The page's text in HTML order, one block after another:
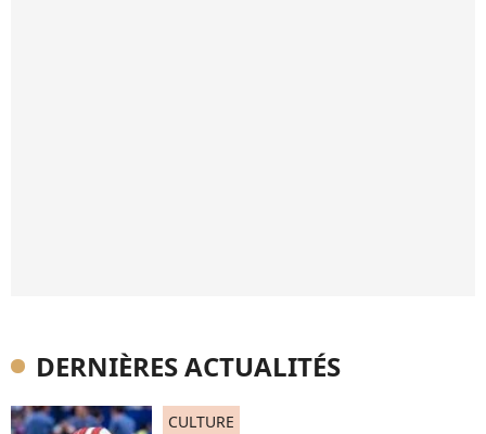
DERNIÈRES ACTUALITÉS
CULTURE